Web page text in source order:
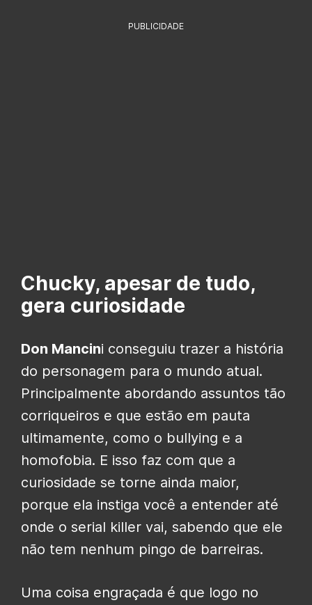
PUBLICIDADE
Chucky, apesar de tudo,
gera curiosidade
Don Mancini conseguiu trazer a história
do personagem para o mundo atual.
Principalmente abordando assuntos tão
corriqueiros e que estão em pauta
ultimamente, como o bullying e a
homofobia. E isso faz com que a
curiosidade se torne ainda maior,
porque ela instiga você a entender até
onde o serial killer vai, sabendo que ele
não tem nenhum pingo de barreiras.
Uma coisa engraçada é que logo no